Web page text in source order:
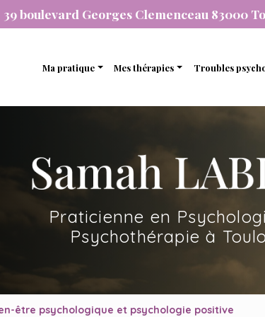
39 boulevard Georges Clemenceau 83000
Ma pratique
Développement personnel
Mes thérapies
Thérapie familiale
Thérapie en ligne avec une
Troubles
Dépendance
Praticienne en
Psychothérapie à
être psychologique et psychologie positive